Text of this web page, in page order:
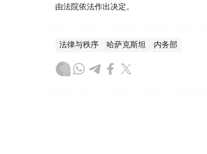
由法院依法作出决定。
法律与秩序 哈萨克斯坦 内务部